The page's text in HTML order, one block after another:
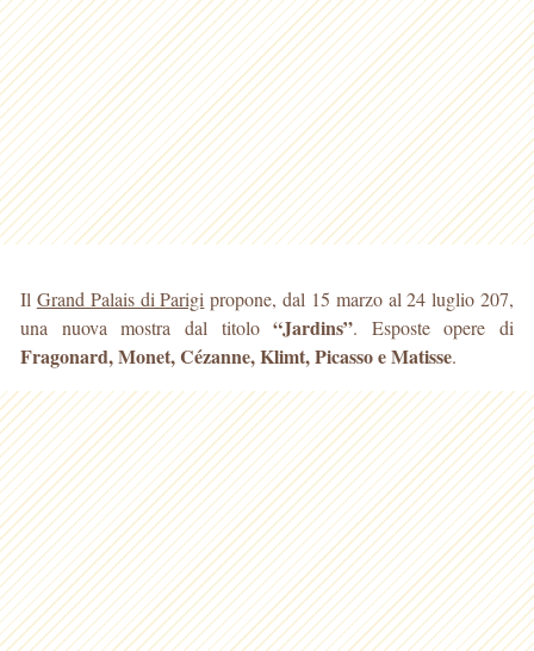
Il Grand Palais di Parigi propone, dal 15 marzo al 24 luglio 207,
una nuova mostra dal titolo“Jardins”. Esposte opere di
Fragonard, Monet, Cézanne, Klimt, Picasso e Matisse.